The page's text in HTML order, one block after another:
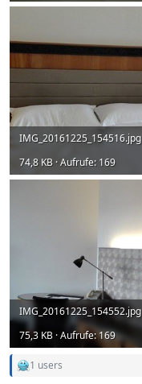
IMG_20161225_154516.jpg
74,8 KB · Aufrufe: 169
IMG_20161225_154552.jpg
75,3 KB · Aufrufe: 169
R
1 users